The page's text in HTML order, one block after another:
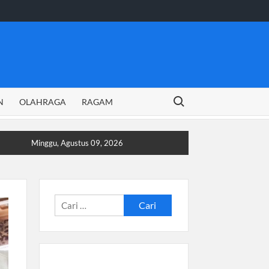
OLAHRAGA RAGAM
Search for:
Minggu, Agustus 09, 2026
Cari
untuk: